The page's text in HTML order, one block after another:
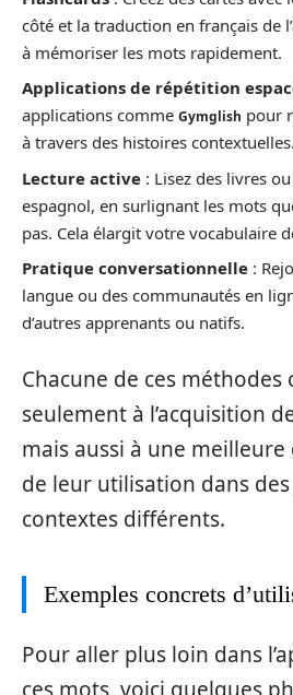
côté et la traduction en français de
à mémoriser les mots rapidement.
Applications de répétition
applications comme Gymglish pour
à travers des histoires contextuelles.
Lecture active : Lisez des livres
espagnol, en surlignant les mots
pas. Cela élargit votre vocabulaire
Pratique conversationnelle :
langue ou des communautés en
d’autres apprenants ou natifs.
Chacune de ces
seulement à l’acquisition
mais aussi à une
de leur utilisation dans
contextes différents.
Exemples concrets
Pour aller plus loin dans